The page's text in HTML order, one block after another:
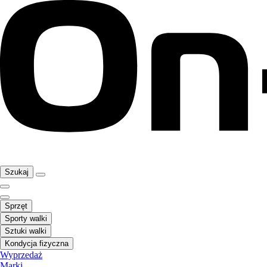
Szukaj
Sprzęt
Sporty walki
Sztuki walki
Kondycja fizyczna
Wyprzedaż